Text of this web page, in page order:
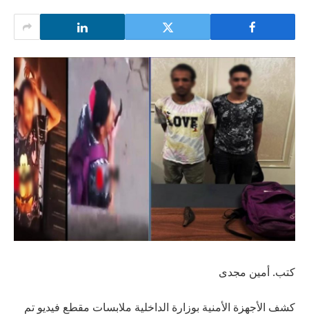
كتب. أمين مجدى
كشف الأجهزة الأمنية بوزارة الداخلية ملابسات مقطع فيديو تم